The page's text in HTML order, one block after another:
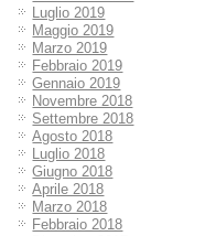
Luglio 2019
Maggio 2019
Marzo 2019
Febbraio 2019
Gennaio 2019
Novembre 2018
Settembre 2018
Agosto 2018
Luglio 2018
Giugno 2018
Aprile 2018
Marzo 2018
Febbraio 2018